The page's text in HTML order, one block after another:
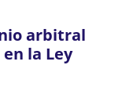
arbitral
la Ley